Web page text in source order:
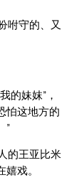
咐守的、又
的妹妺”，
怕这地方的
”
的王亚比米
戏。